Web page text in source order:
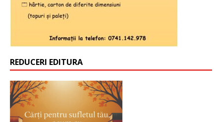
REDUCERI EDITURA